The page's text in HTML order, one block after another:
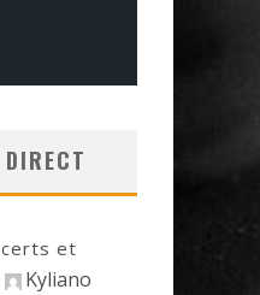
et
Kyliano